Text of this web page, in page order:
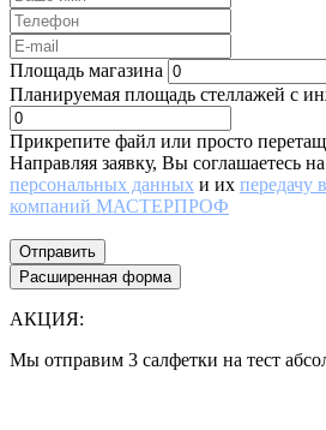
Площадь магазина
Планируемая площадь стеллажей с
Прикрепите файл или просто
Направляя заявку, Вы соглашаетесь на
персональных данных и их передачу
компаний МАСТЕРПРОФ
Отправить
Расширенная форма
АКЦИЯ:
Мы отправим 3 салфетки на тест